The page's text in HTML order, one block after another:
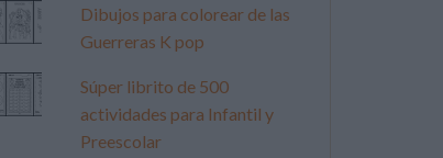
Dibujos para colorear de las
Guerreras K pop
Súper librito de 500
actividades para Infantil y
Preescolar